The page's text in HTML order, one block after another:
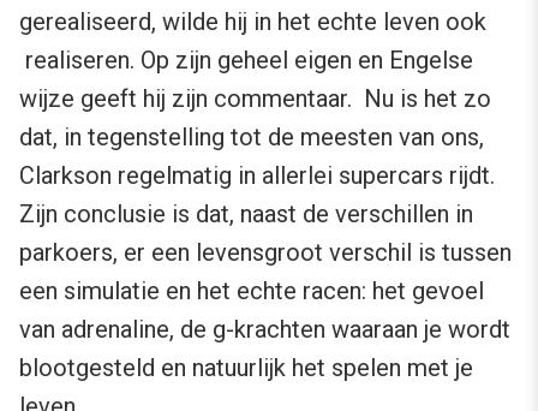
gerealiseerd, wilde hij in het echte leven ook
realiseren. Op zijn geheel eigen en Engelse
wijze geeft hij zijn commentaar. Nu is het zo
dat, in tegenstelling tot de meesten van ons,
Clarkson regelmatig in allerlei supercars rijdt.
Zijn conclusie is dat, naast de verschillen in
parkoers, er een levensgroot verschil is tussen
een simulatie en het echte racen: het gevoel
van adrenaline, de g-krachten waaraan je wordt
blootgesteld en natuurlijk het spelen met je